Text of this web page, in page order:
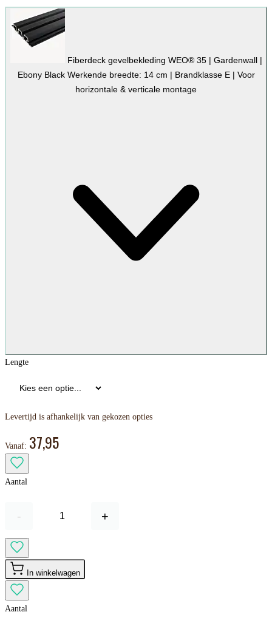
Fiberdeck gevelbekleding WEO® 35 | Gardenwall |
Ebony Black Werkende breedte: 14 cm | Brandklasse E | Voor
horizontale & verticale montage
Lengte
Levertijd is afhankelijk van gekozen opties
Vanaf: 37,95
Aantal
- +
In winkelwagen
Aantal